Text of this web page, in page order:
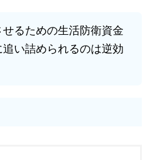
るための生活防衛資金
い詰められるのは逆効